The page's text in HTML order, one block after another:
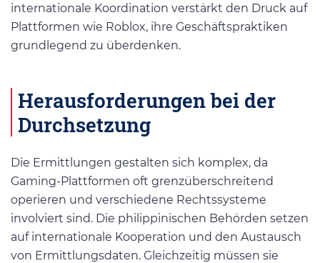
internationale Koordination verstärkt den Druck auf
Plattformen wie Roblox, ihre Geschäftspraktiken
grundlegend zu überdenken.
Herausforderungen bei der
Durchsetzung
Die Ermittlungen gestalten sich komplex, da
Gaming-Plattformen oft grenzüberschreitend
operieren und verschiedene Rechtssysteme
involviert sind. Die philippinischen Behörden setzen
auf internationale Kooperation und den Austausch
von Ermittlungsdaten. Gleichzeitig müssen sie